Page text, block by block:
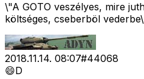
\"A GOTO veszélyes, mire
költséges, cseberböl
2018.11.14. 08:07#44068
😄D